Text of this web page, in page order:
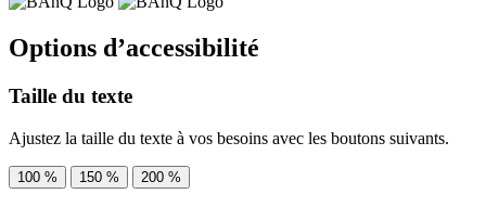
Options d’accessibilité
Taille du texte
Ajustez la taille du texte à vos besoins avec les boutons suivants.
100 % 150 % 200 %